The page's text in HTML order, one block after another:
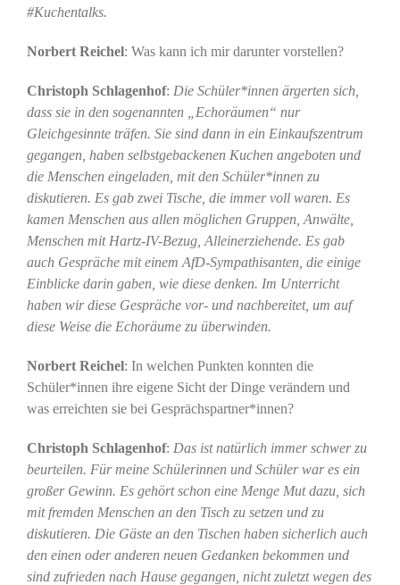
#Kuchentalks.
Norbert Reichel: Was kann ich mir darunter vorstellen?
Christoph Schlagenhof: Die Schüler*innen ärgerten sich,
dass sie in den sogenannten „Echoräumen“ nur
Gleichgesinnte träfen. Sie sind dann in ein Einkaufszentrum
gegangen, haben selbstgebackenen Kuchen angeboten und
die Menschen eingeladen, mit den Schüler*innen zu
diskutieren. Es gab zwei Tische, die immer voll waren. Es
kamen Menschen aus allen möglichen Gruppen, Anwälte,
Menschen mit Hartz-IV-Bezug, Alleinerziehende. Es gab
auch Gespräche mit einem AfD-Sympathisanten, die einige
Einblicke darin gaben, wie diese denken. Im Unterricht
haben wir diese Gespräche vor- und nachbereitet, um auf
diese Weise die Echoräume zu überwinden.
Norbert Reichel: In welchen Punkten konnten die
Schüler*innen ihre eigene Sicht der Dinge verändern und
was erreichten sie bei Gesprächspartner*innen?
Christoph Schlagenhof: Das ist natürlich immer schwer zu
beurteilen. Für meine Schülerinnen und Schüler war es ein
großer Gewinn. Es gehört schon eine Menge Mut dazu, sich
mit fremden Menschen an den Tisch zu setzen und zu
diskutieren. Die Gäste an den Tischen haben sicherlich auch
den einen oder anderen neuen Gedanken bekommen und
sind zufrieden nach Hause gegangen, nicht zuletzt wegen des